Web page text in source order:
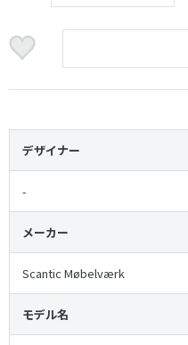
デザイナー
-
メーカー
Scantic Møbelværk
モデル名